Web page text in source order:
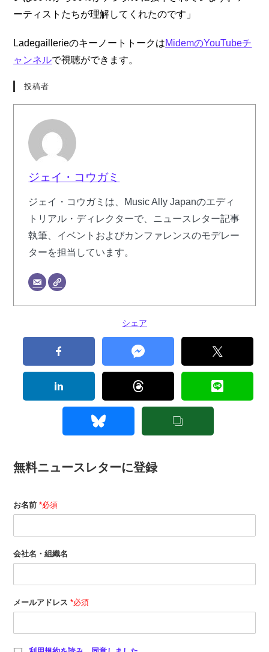
ーティストたちが理解してくれたのです」
LadegaillerieのキーノートトークはMidemのYouTubeチ
ャンネルで視聴ができます。
投稿者
ジェイ・コウガミ
ジェイ・コウガミは、Music Ally Japanのエディ
トリアル・ディレクターで、ニュースレター記事
執筆、イベントおよびカンファレンスのモデレー
ターを担当しています。
シェア
無料ニュースレターに登録
お名前*必須
会社名・組織名
メールアドレス*必須